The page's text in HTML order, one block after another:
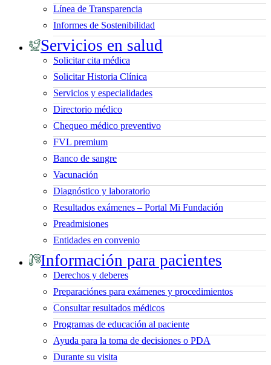
Línea de Transparencia
Informes de Sostenibilidad
Servicios en salud
Solicitar cita médica
Solicitar Historia Clínica
Servicios y especialidades
Directorio médico
Chequeo médico preventivo
FVL premium
Banco de sangre
Vacunación
Diagnóstico y laboratorio
Resultados exámenes – Portal Mi Fundación
Preadmisiones
Entidades en convenio
Información para pacientes
Derechos y deberes
Preparaciónes para exámenes y procedimientos
Consultar resultados médicos
Programas de educación al paciente
Ayuda para la toma de decisiones o PDA
Durante su visita